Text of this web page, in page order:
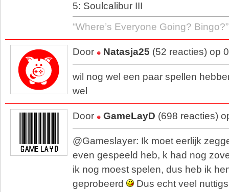
5: Soulcalibur III
“Where’s Everyone Going? Bingo?”
Door Natasja25 (52 reacties) op
wil nog wel een paar spellen
wel
Door GameLayD (698 reacties)
@Gameslayer: Ik moet eerlijk
even gespeeld heb, k had nog
ik nog moest spelen, dus heb ik
geprobeerd
Dus echt veel